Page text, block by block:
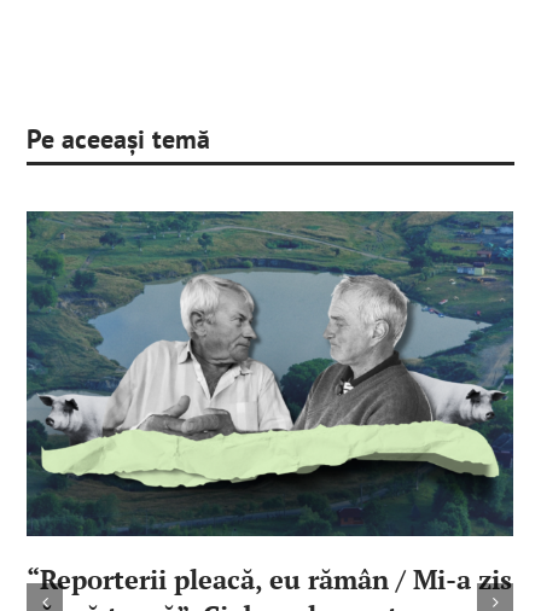
Pe aceeași temă
“Reporterii pleacă, eu rămân / Mi-a zis